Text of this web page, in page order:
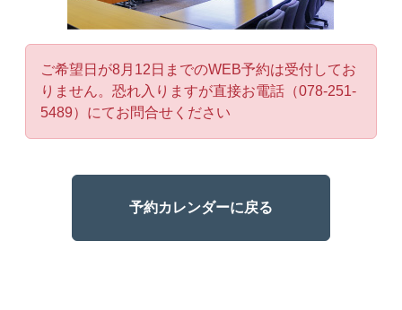
ご希望日が8月12日までのWEB予約は受付してお
りません。恐れ入りますが直接お電話（078-251-
5489）にてお問合せください
予約カレンダーに戻る